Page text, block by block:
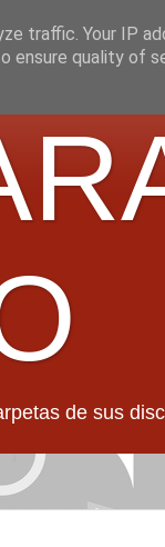
de sus
traffic. Your IP
ensure quality of